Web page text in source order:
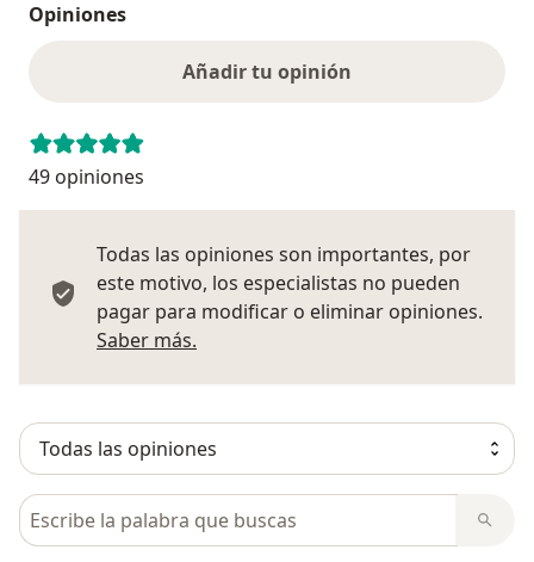
Opiniones
Añadir tu opinión
49 opiniones
Todas las opiniones son importantes, por
este motivo, los especialistas no pueden
pagar para modificar o eliminar opiniones.
Saber más.
Busca en opiniones